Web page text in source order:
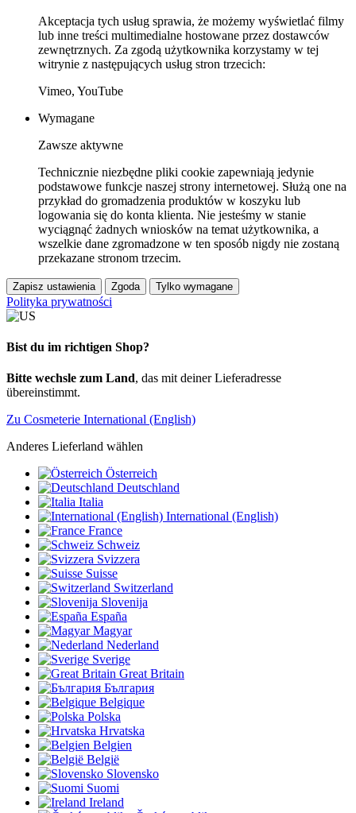
Akceptacja tych usług sprawia, że możemy wyświetlać filmy
lub inne treści multimedialne hostowane przez dostawców
zewnętrznych. Za zgodą użytkownika korzystamy w tej
witrynie z następujących usług stron trzecich:
Vimeo, YouTube
Wymagane
Zawsze aktywne
Technicznie niezbędne pliki cookie zapewniają jedynie
podstawowe funkcje naszej strony internetowej. Służą one na
przykład do gromadzenia produktów w koszyku lub
logowania się do konta klienta. Nie jesteśmy w stanie
wyciągnąć żadnych wniosków na temat użytkownika, a
wszelkie dane zgromadzone w ten sposób nigdy nie zostaną
przekazane stronom trzecim.
Zapisz ustawienia Zgoda Tylko wymagane
Polityka prywatności
Bist du im richtigen Shop?
Bitte wechsle zum Land, das mit deiner Lieferadresse
übereinstimmt.
Zu Cosmeterie International (English)
Anderes Lieferland wählen
Österreich
Deutschland
Italia
International (English)
France
Schweiz
Svizzera
Suisse
Switzerland
Slovenija
España
Magyar
Nederland
Sverige
Great Britain
България
Belgique
Polska
Hrvatska
Belgien
België
Slovensko
Suomi
Ireland